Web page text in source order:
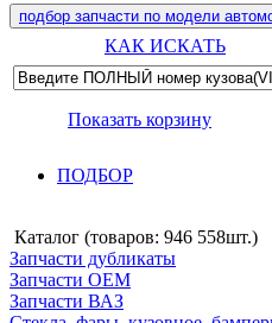
подбор запчасти по модели
КАК ИСКАТЬ
Показать корзину
ПОДБОР
Каталог (товаров: 946 558шт.)
Запчасти дубликаты
Запчасти ОЕМ
Запчасти ВАЗ